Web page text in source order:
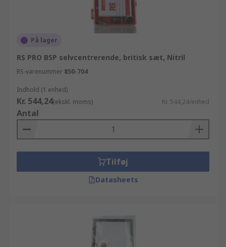
På lager
RS PRO BSP selvcentrerende, britisk sæt, Nitril
RS-varenummer 850-704
Indhold (1 enhed)
Kr. 544,24(ekskl. moms) Kr. 544,24/enhed
Antal
Tilføj
Datasheets